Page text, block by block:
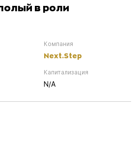
в роли
Компания
Next.Step
Капитализация
N/A